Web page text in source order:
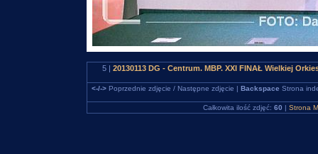
5 | 20130113 DG - Centrum. MBP. XXI FINAŁ Wielkiej
<-/->Poprzednie zdjęcie / Następne zdjęcie | Backspace Strona
Całkowita ilość zdjęć: 60 | Strona